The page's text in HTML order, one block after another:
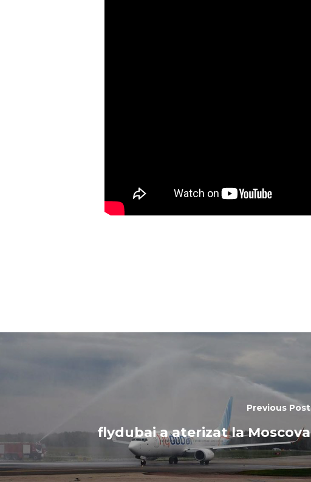
Previous Post
flydubai a aterizat la Moscova